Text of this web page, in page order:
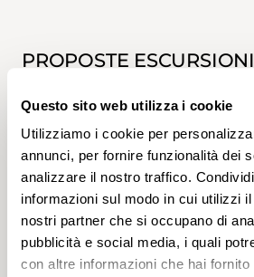
Questo sito web utilizza i cookie
Utilizziamo i cookie per
annunci, per fornire funzionalità dei
analizzare il nostro traffico.
informazioni sul modo in cui utilizzi
nostri partner che si occupano di
pubblicità e social media, i quali
con altre informazioni che hai fornito
PROPOSTE